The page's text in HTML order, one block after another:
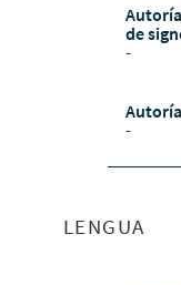
de
-
-
LENGUA